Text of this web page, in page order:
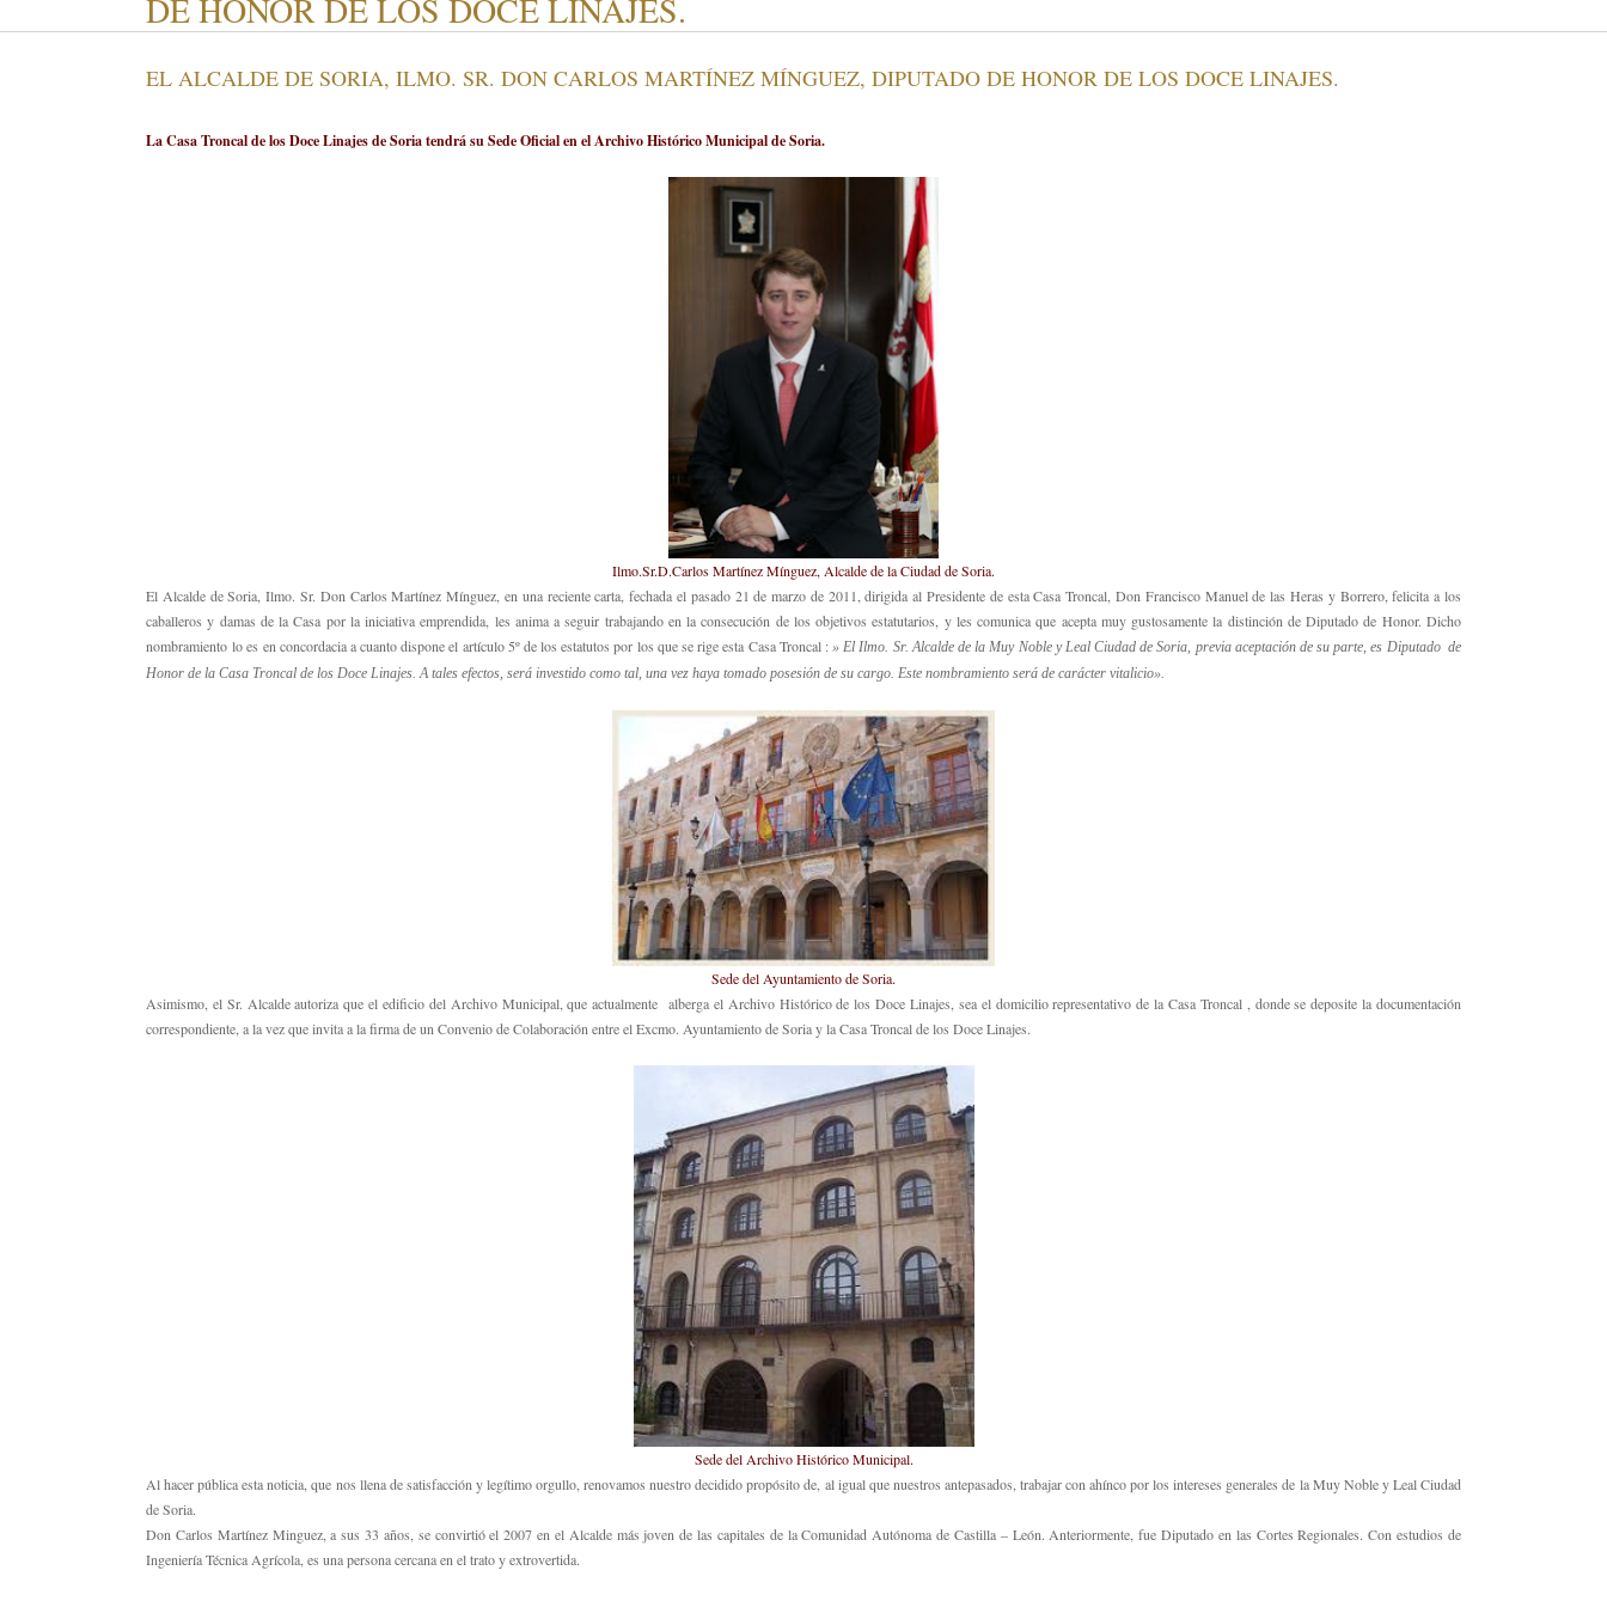
DE HONOR DE LOS DOCE LINAJES.
EL ALCALDE DE SORIA, ILMO. SR. DON CARLOS MARTÍNEZ MÍNGUEZ, DIPUTADO DE HONOR DE LOS DOCE LINAJES.
La Casa Troncal de los Doce Linajes de Soria tendrá su Sede Oficial en el Archivo Histórico Municipal de Soria.
Ilmo.Sr.D.Carlos Martínez Mínguez, Alcalde de la Ciudad de Soria.
El Alcalde de Soria, Ilmo. Sr. Don Carlos Martínez Mínguez, en una reciente carta, fechada el pasado 21 de marzo de 2011, dirigida al Presidente de esta Casa Troncal, Don Francisco Manuel de las Heras y Borrero, felicita a los
caballeros y damas de la Casa por la iniciativa emprendida, les anima a seguir trabajando en la consecución de los objetivos estatutarios, y les comunica que acepta muy gustosamente la distinción de Diputado de Honor. Dicho
nombramiento lo es en concordacia a cuanto dispone el artículo 5º de los estatutos por los que se rige esta Casa Troncal : » El Ilmo. Sr. Alcalde de la Muy Noble y Leal Ciudad de Soria, previa aceptación de su parte, es Diputado de
Honor de la Casa Troncal de los Doce Linajes. A tales efectos, será investido como tal, una vez haya tomado posesión de su cargo. Este nombramiento será de carácter vitalicio».
Sede del Ayuntamiento de Soria.
Asimismo, el Sr. Alcalde autoriza que el edificio del Archivo Municipal, que actualmente alberga el Archivo Histórico de los Doce Linajes, sea el domicilio representativo de la Casa Troncal , donde se deposite la documentación
correspondiente, a la vez que invita a la firma de un Convenio de Colaboración entre el Excmo. Ayuntamiento de Soria y la Casa Troncal de los Doce Linajes.
Sede del Archivo Histórico Municipal.
Al hacer pública esta noticia, que nos llena de satisfacción y legítimo orgullo, renovamos nuestro decidido propósito de, al igual que nuestros antepasados, trabajar con ahínco por los intereses generales de la Muy Noble y Leal Ciudad
de Soria.
Don Carlos Martínez Minguez, a sus 33 años, se convirtió el 2007 en el Alcalde más joven de las capitales de la Comunidad Autónoma de Castilla – León. Anteriormente, fue Diputado en las Cortes Regionales. Con estudios de
Ingeniería Técnica Agrícola, es una persona cercana en el trato y extrovertida.